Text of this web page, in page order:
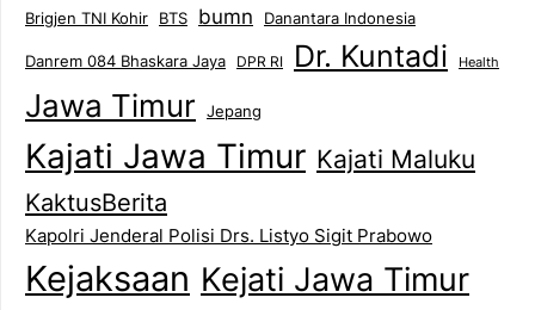
Brigjen TNI Kohir BTS bumn Danantara Indonesia
Danrem 084 Bhaskara Jaya DPR RI Dr. Kuntadi Health
Jawa Timur Jepang
Kajati Jawa Timur Kajati Maluku
KaktusBerita
Kapolri Jenderal Polisi Drs. Listyo Sigit Prabowo
Kejaksaan Kejati Jawa Timur